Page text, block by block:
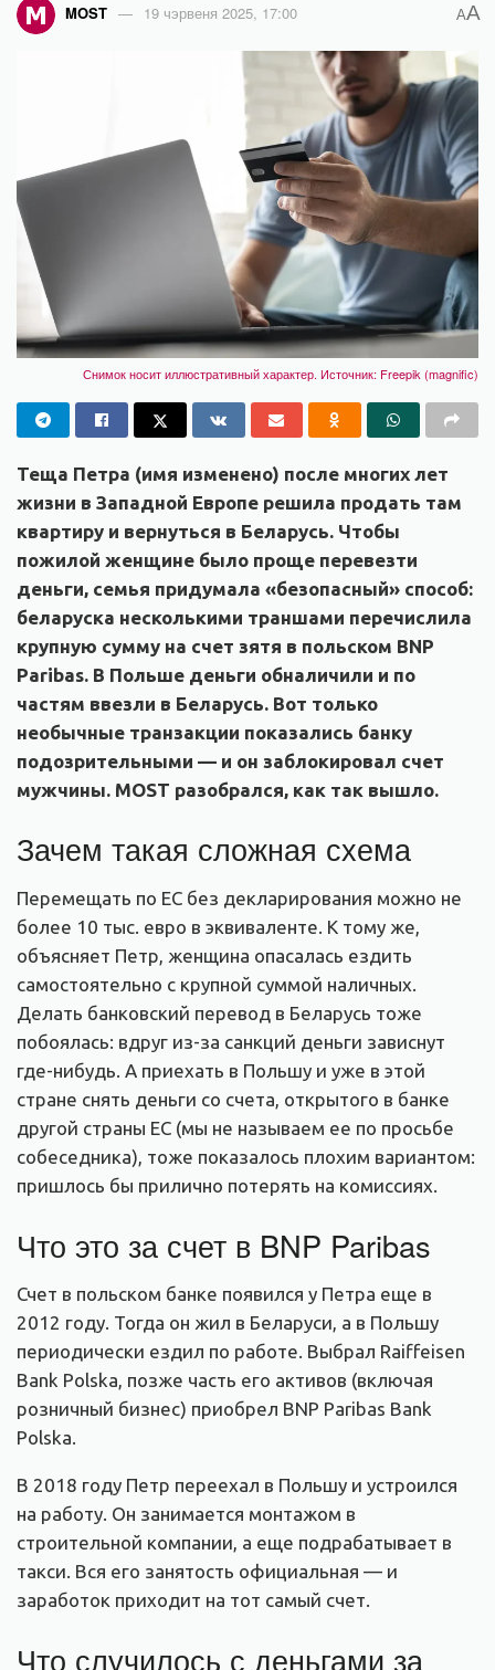
MOST 19 чэрвеня 2025, 17:00 AA
Снимок носит иллюстративный характер. Источник: Freepik (magnific)
Теща Петра (имя изменено) после многих лет
жизни в Западной Европе решила продать там
квартиру и вернуться в Беларусь. Чтобы
пожилой женщине было проще перевезти
деньги, семья придумала «безопасный» способ:
беларуска несколькими траншами перечислила
крупную сумму на счет зятя в польском BNP
Paribas. В Польше деньги обналичили и по
частям ввезли в Беларусь. Вот только
необычные транзакции показались банку
подозрительными — и он заблокировал счет
мужчины. MOST разобрался, как так вышло.
Зачем такая сложная схема
Перемещать по ЕС без декларирования можно не
более 10 тыс. евро в эквиваленте. К тому же,
объясняет Петр, женщина опасалась ездить
самостоятельно с крупной суммой наличных.
Делать банковский перевод в Беларусь тоже
побоялась: вдруг из-за санкций деньги зависнут
где-нибудь. А приехать в Польшу и уже в этой
стране снять деньги со счета, открытого в банке
другой страны ЕС (мы не называем ее по просьбе
собеседника), тоже показалось плохим вариантом:
пришлось бы прилично потерять на комиссиях.
Что это за счет в BNP Paribas
Счет в польском банке появился у Петра еще в
2012 году. Тогда он жил в Беларуси, а в Польшу
периодически ездил по работе. Выбрал Raiffeisen
Bank Polska, позже часть его активов (включая
розничный бизнес) приобрел BNP Paribas Bank
Polska.
В 2018 году Петр переехал в Польшу и устроился
на работу. Он занимается монтажом в
строительной компании, а еще подрабатывает в
такси. Вся его занятость официальная — и
заработок приходит на тот самый счет.
Что случилось с деньгами за